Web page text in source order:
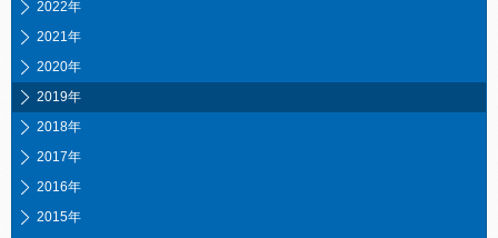
2022年
2021年
2020年
2019年
2018年
2017年
2016年
2015年